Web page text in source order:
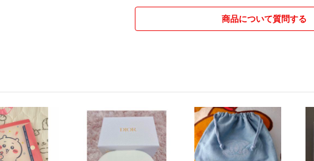
梱包を簡易にさせていただいております ご理
します
化粧品
おもちゃ
雑誌付録
商品について質問する